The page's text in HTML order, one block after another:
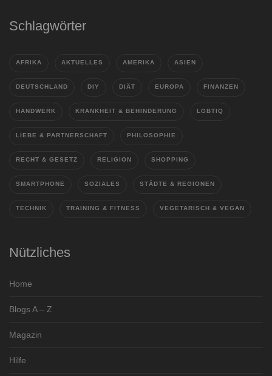
Schlagwörter
AFRIKA AKTUELLES AMERIKA ASIEN
DEUTSCHLAND DIY DIÄT EUROPA FINANZEN
HANDWERK KRANKHEIT & BEHINDERUNG LGBTIQ
LIEBE & PARTNERSCHAFT PHILOSOPHIE
RECHT & GESETZ RELIGION SHOPPING
SMARTPHONE SOZIALES STÄDTE & REGIONEN
TECHNIK TRAINING & FITNESS VEGETARISCH & VEGAN
Nützliches
Home
Blogs A – Z
Magazin
Hilfe